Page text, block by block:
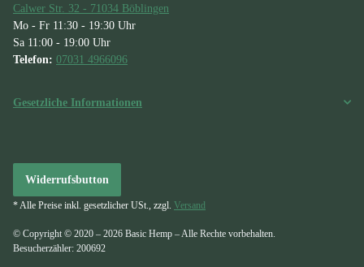
Calwer Str. 32 - 71034 Böblingen
Mo - Fr 11:30 - 19:30 Uhr
Sa 11:00 - 19:00 Uhr
Telefon: 07031 4966096
Gesetzliche Informationen
Widerrufsbutton
* Alle Preise inkl. gesetzlicher USt., zzgl. Versand
© Copyright © 2020 – 2026 Basic Hemp – Alle Rechte vorbehalten.
Besucherzähler: 200692